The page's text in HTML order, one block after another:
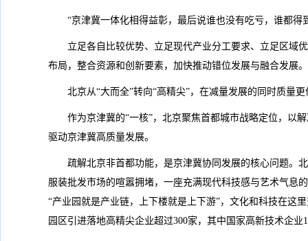
“京津冀一体化相得益彰，最后说谁也没有吃亏，谁都得
立足各自比较优势、立足现代产业分工要求、立足区域
布局，整合资源和创新要素，加快推动错位发展与融合发展。
北京从“大而全”转向“高精尖”，在减量发展的同时质量
作为京津冀的“一核”，北京聚焦首都城市战略定位，以
驱动京津冀高质量发展。
疏解北京非首都功能，是京津冀协同发展的核心问题。
服装批发市场的喧嚣拥堵，一座充满现代科技感与艺术气息
“产业园就是产业链，上下楼就是上下游”，文化和科技在这
园区引进落地高精尖企业超过300家，其中国家高新技术企业